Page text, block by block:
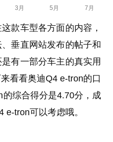
款车型各方面的内容，
垂直网站发布的帖子和
有一部分车主的真实用
看看奥迪Q4 e-tron的口
综合得分是4.70分，成
e-tron可以考虑哦。